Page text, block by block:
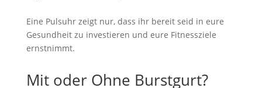
Eine Pulsuhr zeigt nur, dass ihr bereit seid in eure
Gesundheit zu investieren und eure Fitnessziele
ernstnimmt.
Mit oder Ohne Burstgurt?